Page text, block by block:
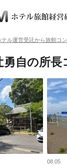
勇自の所長
08.05